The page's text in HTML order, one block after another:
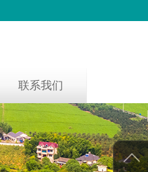
联系我们